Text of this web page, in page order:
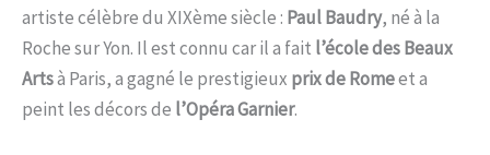
artiste célèbre du XIXème siècle : Paul Baudry, né à la
Roche sur Yon. Il est connu car il a fait l’école des Beaux
Artsà Paris, a gagné le prestigieux prix de Romeet a
peint les décors de l’Opéra Garnier.